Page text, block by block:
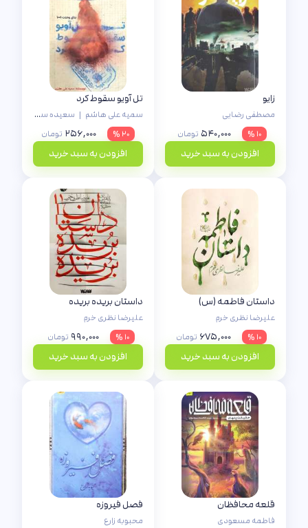
زایو
مصطفی رضایی
۱۰ %
۵۴۰,۰۰۰ تومان
افزودن به سبد خرید
تل آویو سقوط کرد
سمیه علی هاشم | سعیده سادات حسینی
۲۰ %
۲۵۶,۰۰۰ تومان
افزودن به سبد خرید
داستان فاطمه (س)
علیرضا نظری خرم
۱۰ %
۶۷۵,۰۰۰ تومان
افزودن به سبد خرید
داستان بریده بریده
علیرضا نظری خرم
۱۰ %
۹۹۰,۰۰۰ تومان
افزودن به سبد خرید
قلعه محافظان
فاطمه مسعودی
فصل فیروزه
محبوبه زارع